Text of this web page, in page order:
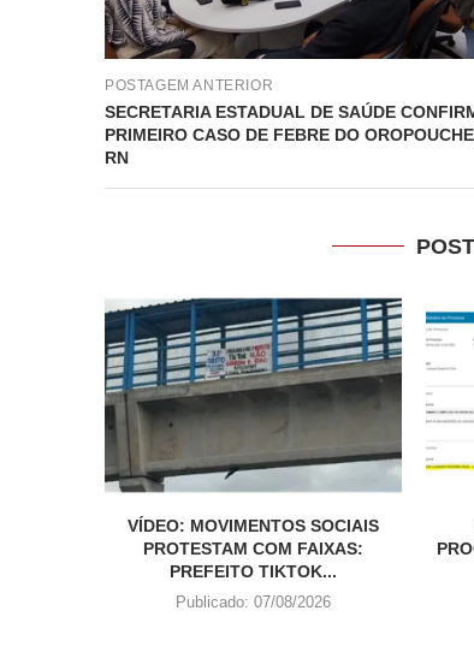
POSTAGEM ANTERIOR
SECRETARIA ESTADUAL DE SAÚDE
PRIMEIRO CASO DE FEBRE DO
RN
VÍDEO: MOVIMENTOS SOCIAIS
PROTESTAM COM FAIXAS:
PREFEITO TIKTOK...
Publicado: 07/08/2026